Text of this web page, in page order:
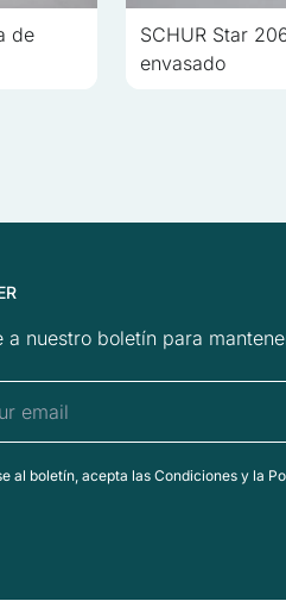
de
SCHUR Star
envasado
a nuestro boletín para
al boletín, acepta las Condiciones y la